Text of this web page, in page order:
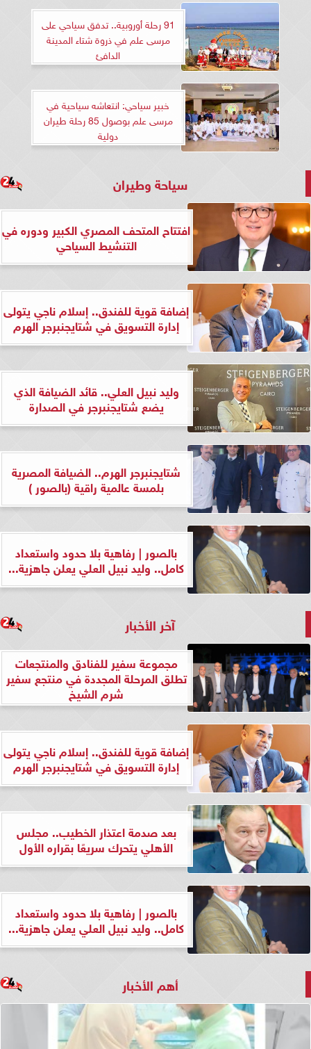
91 رحلة أوروبية.. تدفق سياحي على
مرسى علم في ذروة شتاء المدينة
الدافئ
خبير سياحي: انتعاشه سياحية في
مرسى علم بوصول 85 رحلة طيران
دولية
سياحة وطيران
افتتاح المتحف المصري الكبير ودوره في
التنشيط السياحي
إضافة قوية للفندق.. إسلام ناجي يتولى
إدارة التسويق في شتايجنبرجر الهرم
وليد نبيل العلي.. قائد الضيافة الذي
يضع شتايجنبرجر في الصدارة
شتايجنبرجر الهرم.. الضيافة المصرية
بلمسة عالمية راقية (بالصور )
بالصور | رفاهية بلا حدود واستعداد
كامل.. وليد نبيل العلي يعلن جاهزية...
آخر الأخبار
مجموعة سفير للفنادق والمنتجعات
تطلق المرحلة المجددة في منتجع سفير
شرم الشيخ
إضافة قوية للفندق.. إسلام ناجي يتولى
إدارة التسويق في شتايجنبرجر الهرم
بعد صدمة اعتذار الخطيب.. مجلس
الأهلي يتحرك سريعًا بقراره الأول
بالصور | رفاهية بلا حدود واستعداد
كامل.. وليد نبيل العلي يعلن جاهزية...
أهم الأخبار